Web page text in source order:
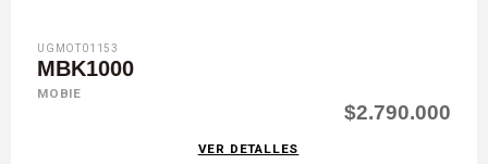
UGMOT01153
MBK1000
MOBIE
$2.790.000
VER DETALLES